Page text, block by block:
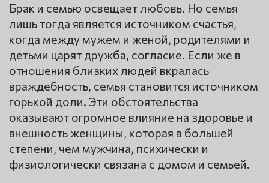
Брак и семью освещает любовь. Но семья
лишь тогда является источником счастья,
когда между мужем и женой, родителями и
детьми царят дружба, согласие. Если же в
отношения близких людей вкралась
враждебность, семья становится источником
горькой доли. Эти обстоятельства
оказывают огромное влияние на здоровье и
внешность женщины, которая в большей
степени, чем мужчина, психически и
физиологически связана с домом и семьей.